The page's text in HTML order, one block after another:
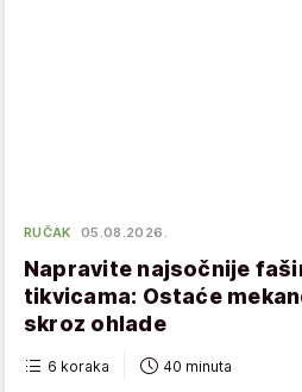
RUČAK 05.08.2026.
Napravite najsočnije
tikvicama: Ostaće
skroz ohlade
6 koraka 40 minuta